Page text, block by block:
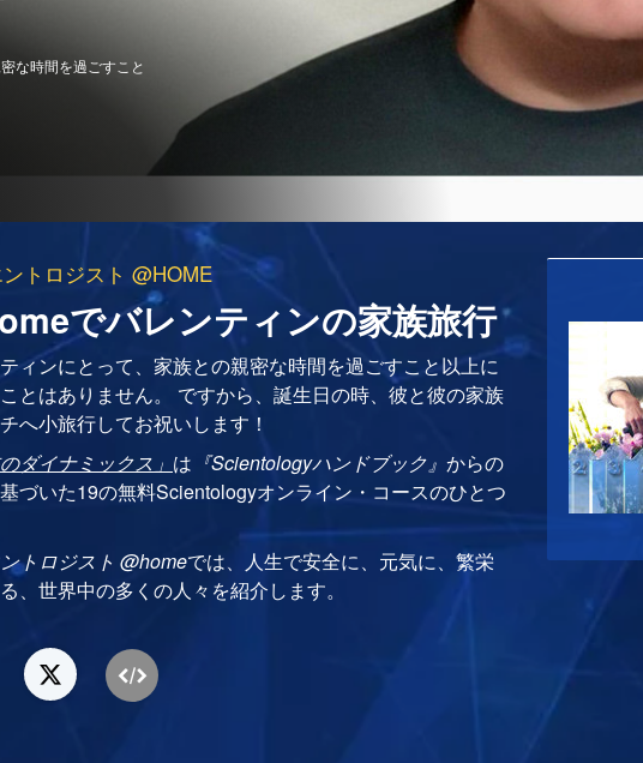
な時間を過ごすこと
トロジスト @HOME
でバレンティンの家族旅行
ィンにとって、家族との親密な時間を過ごすこと以上に
とはありません。 ですから、誕生日の時、彼と彼の家族
へ小旅行してお祝いします！
のダイナミックス」 は 『Scientologyハンドブック』からの
づいた19の無料Scientologyオンライン・コースのひとつ
トロジスト @homeでは、人生で安全に、元気に、繁栄
、世界中の多くの人々を紹介します。